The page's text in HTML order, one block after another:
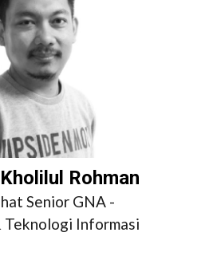
Rohman
Senior GNA -
Teknologi Informasi